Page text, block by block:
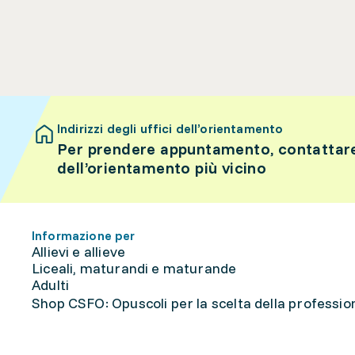
Indirizzi degli uffici dell’orientamento
Per prendere appuntamento,
dell’orientamento più vicino
Informazione per
Allievi e allieve
Liceali, maturandi e maturande
Adulti
Shop CSFO: Opuscoli per la scelta della